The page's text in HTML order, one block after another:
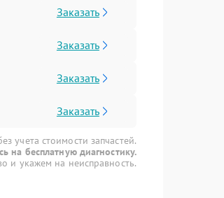
Заказать
Заказать
Заказать
Заказать
учета стоимости запчастей.
на бесплатную диагностику.
и укажем на неисправность.